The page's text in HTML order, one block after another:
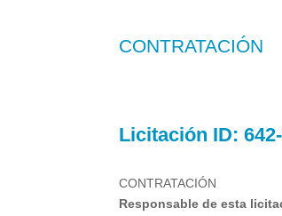
CONTRATACIÓN
Licitación ID:
CONTRATACIÓN
Responsable de esta